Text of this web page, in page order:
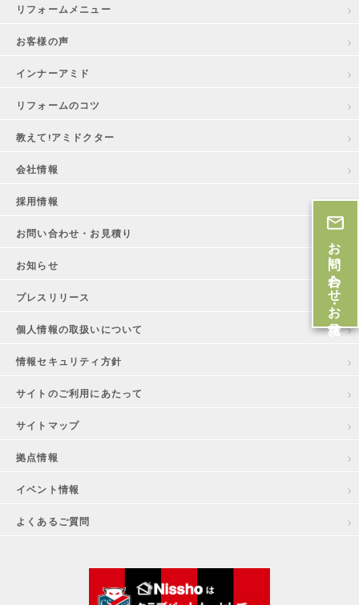
リフォームメニュー
お客様の声
インナーアミド
リフォームのコツ
教えて!アミドクター
会社情報
採用情報
お問い合わせ・お見積り
お知らせ
プレスリリース
個人情報の取扱いについて
情報セキュリティ方針
サイトのご利用にあたって
サイトマップ
拠点情報
イベント情報
よくあるご質問
お問い合わせ・お見積